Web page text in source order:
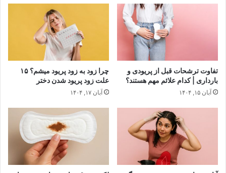
تفاوت ترشحات قبل از پریودی و
بارداری | کدام علائم مهم هستند؟
آبان ۱۵, ۱۴۰۴
چرا زود به زود پریود میشم؟ ۱۵
علت زود پریود شدن دختر
آبان ۱۷, ۱۴۰۴